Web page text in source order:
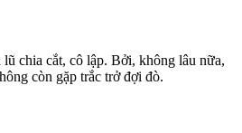
chia cắt, cô lập. Bởi, không lâu nữa,
còn gặp trắc trở đợi đò.